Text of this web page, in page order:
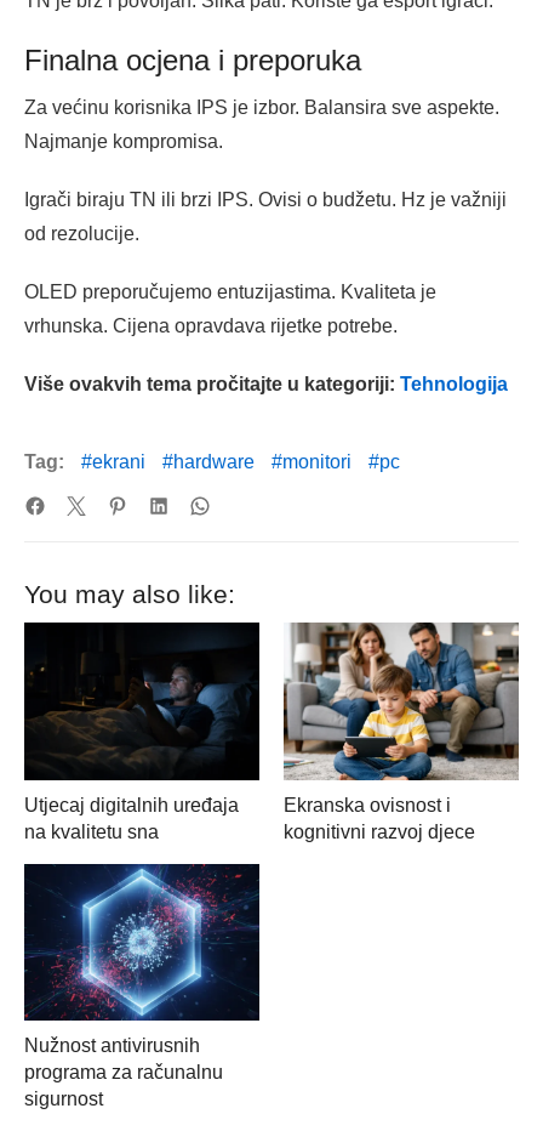
Finalna ocjena i preporuka
Za većinu korisnika IPS je izbor. Balansira sve aspekte.
Najmanje kompromisa.
Igrači biraju TN ili brzi IPS. Ovisi o budžetu. Hz je važniji
od rezolucije.
OLED preporučujemo entuzijastima. Kvaliteta je
vrhunska. Cijena opravdava rijetke potrebe.
Više ovakvih tema pročitajte u kategoriji: Tehnologija
Tag: ekrani hardware monitori pc
You may also like:
Utjecaj digitalnih uređaja
na kvalitetu sna
Ekranska ovisnost i
kognitivni razvoj djece
Nužnost antivirusnih
programa za računalnu
sigurnost